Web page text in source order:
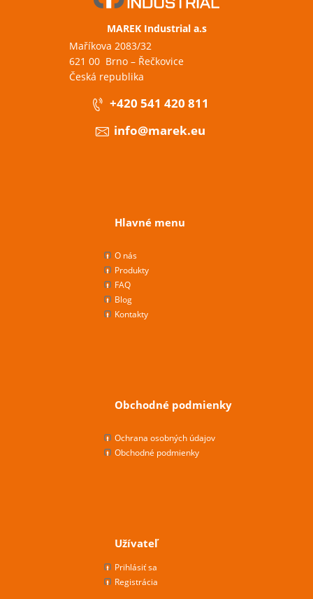
MAREK Industrial a.s
Maříkova 2083/32
621 00 Brno – Řečkovice
Česká republika
+420 541 420 811
info@marek.eu
Hlavné menu
O nás
Produkty
FAQ
Blog
Kontakty
Obchodné podmienky
Ochrana osobných údajov
Obchodné podmienky
Užívateľ
Prihlásiť sa
Registrácia